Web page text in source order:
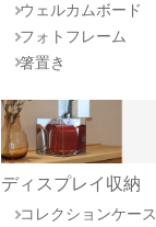
ウェルカムボード
フォトフレーム
箸置き
ディスプレイ収納
コレクションケース